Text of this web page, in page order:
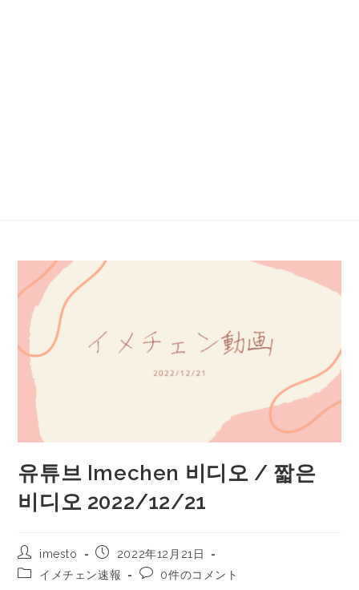
유튜브 Imechen 비디오 / 짧은
비디오 2022/12/21
imesto
2022年12月21日
イメチェン速報
0件のコメント